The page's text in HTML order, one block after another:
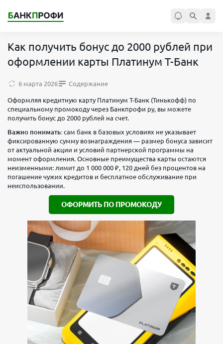
Как получить бонус до 2000 рублей при
оформлении карты Платинум Т-Банк
6 марта 2026 Содержание
Оформляя кредитную карту Платинум Т-Банк (Тинькофф) по
специальному промокоду через Банкпрофи ру, вы можете
получить бонус до 2000 рублей на счет.
Важно понимать: сам банк в базовых условиях не указывает
фиксированную сумму вознаграждения — размер бонуса зависит
от актуальной акции и условий партнерской программы на
момент оформления. Основные преимущества карты остаются
неизменными: лимит до 1 000 000 ₽, 120 дней без процентов на
погашение чужих кредитов и бесплатное обслуживание при
неиспользовании.
ОФОРМИТЬ ПО ПРОМОКОДУ